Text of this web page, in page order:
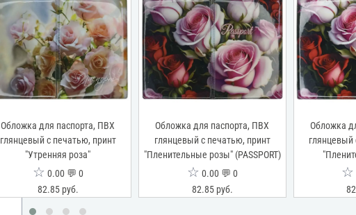
Обложка для паспорта, ПВХ
глянцевый с печатью, принт
"Утренняя роза"
☆ 0.00 💬 0
82.85 руб.
Обложка для паспорта, ПВХ
глянцевый с печатью, принт
"Пленительные розы" (PASSPORT)
☆ 0.00 💬 0
82.85 руб.
Обложка
глянцевый
☆